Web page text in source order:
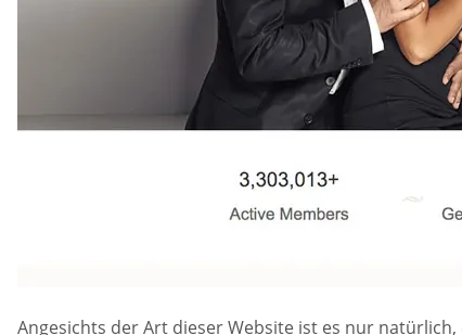
Angesichts der Art dieser Website ist es nur